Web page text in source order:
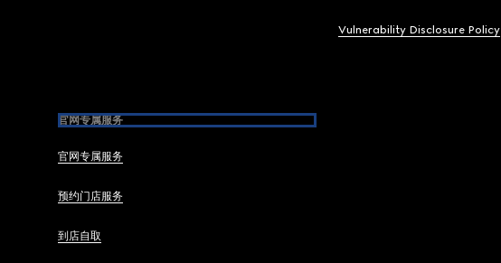
Vulnerability Disclosure Policy
官网专属服务
官网专属服务
预约门店服务
到店自取